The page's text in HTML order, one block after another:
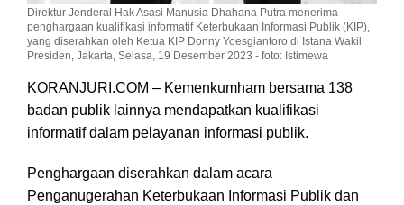
Direktur Jenderal Hak Asasi Manusia Dhahana Putra menerima
penghargaan kualifikasi informatif Keterbukaan Informasi Publik (KIP),
yang diserahkan oleh Ketua KIP Donny Yoesgiantoro di Istana Wakil
Presiden, Jakarta, Selasa, 19 Desember 2023 - foto: Istimewa
KORANJURI.COM – Kemenkumham bersama 138
badan publik lainnya mendapatkan kualifikasi
informatif dalam pelayanan informasi publik.
Penghargaan diserahkan dalam acara
Penganugerahan Keterbukaan Informasi Publik dan